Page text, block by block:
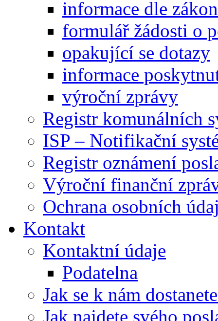
informace dle
formulář žádosti o
opakující se dotazy
informace
výroční zprávy
Registr komunálních
ISP – Notifikační
Registr oznámení
Výroční finanční
Ochrana osobních
Kontakt
Kontaktní údaje
Podatelna
Jak se k nám
Jak najdete svého